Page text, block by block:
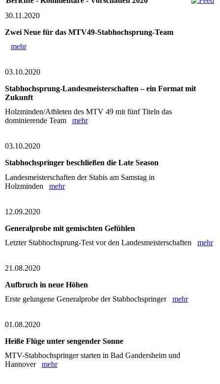
30.11.2020
Zwei Neue für das MTV49-Stabhochsprung-Team
mehr
03.10.2020
Stabhochsprung-Landesmeisterschaften – ein Format mit
Zukunft
Holzminden/Athleten des MTV 49 mit fünf Titeln das
dominierende Team mehr
03.10.2020
Stabhochspringer beschließen die Late Season
Landesmeisterschaften der Stabis am Samstag in
Holzminden mehr
12.09.2020
Generalprobe mit gemischten Gefühlen
Letzter Stabhochsprung-Test vor den Landesmeisterschaften mehr
21.08.2020
Aufbruch in neue Höhen
Erste gelungene Generalprobe der Stabhochspringer mehr
01.08.2020
Heiße Flüge unter sengender Sonne
MTV-Stabhochspringer starten in Bad Gandersheim und
Hannover mehr